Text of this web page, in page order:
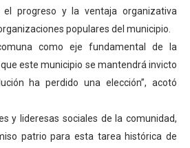
progreso y la ventaja organizativa
populares del municipio.
como eje fundamental de la
este municipio se mantendrá invicto
ha perdido una elección”, acotó
y lideresas sociales de la comunidad,
patrio para esta tarea histórica de